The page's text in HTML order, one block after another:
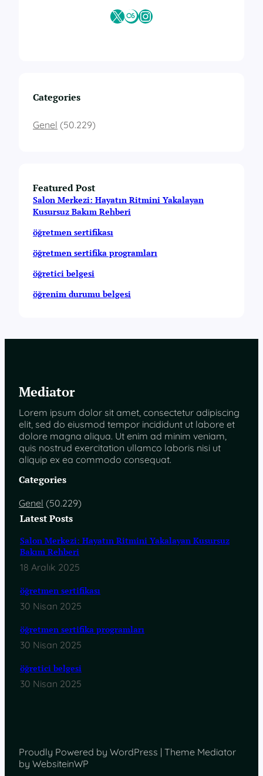
X Last.fmInstagram
Categories
Genel (50.229)
Featured Post
Salon Merkezi: Hayatın Ritmini Yakalayan
Kusursuz Bakım Rehberi
öğretmen sertifikası
öğretmen sertifika programları
öğretici belgesi
öğrenim durumu belgesi
Mediator
Lorem ipsum dolor sit amet, consectetur adipiscing
elit, sed do eiusmod tempor incididunt ut labore et
dolore magna aliqua. Ut enim ad minim veniam,
quis nostrud exercitation ullamco laboris nisi ut
aliquip ex ea commodo consequat.
Categories
Genel (50.229)
Latest Posts
Salon Merkezi: Hayatın Ritmini Yakalayan Kusursuz
Bakım Rehberi
18 Aralık 2025
öğretmen sertifikası
30 Nisan 2025
öğretmen sertifika programları
30 Nisan 2025
öğretici belgesi
30 Nisan 2025
Proudly Powered by WordPress | Theme Mediator
by WebsiteinWP